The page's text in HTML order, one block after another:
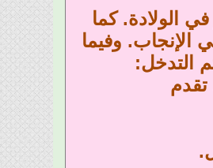
الولادة. كما
الإنجاب. وفيما
التدخل: